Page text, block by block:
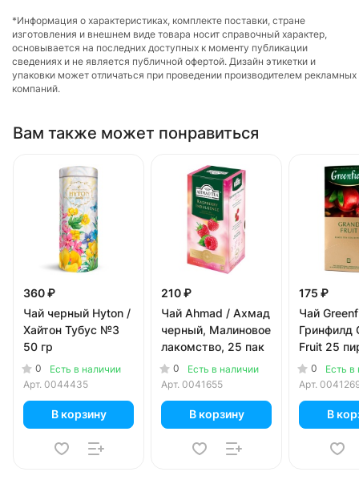
*Информация о характеристиках, комплекте поставки, стране
изготовления и внешнем виде товара носит справочный характер,
основывается на последних доступных к моменту публикации
сведениях и не является публичной офертой. Дизайн этикетки и
упаковки может отличаться при проведении производителем рекламных
компаний.
Вам также может понравиться
360 ₽
Чай черный Hyton /
Хайтон Тубус №3
50 гр
0
Есть в наличии
Арт. 0044435
В корзину
210 ₽
Чай Ahmad / Ахмад
черный, Малиновое
лакомство, 25 пак
0
Есть в наличии
Арт. 0041655
В корзину
175 ₽
Чай
Гринфилд
Fruit 25
0
Есть в
Арт.
В